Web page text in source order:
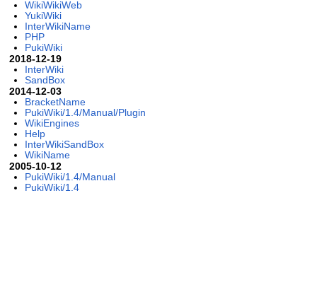
WikiWikiWeb
YukiWiki
InterWikiName
PHP
PukiWiki
2018-12-19
InterWiki
SandBox
2014-12-03
BracketName
PukiWiki/1.4/Manual/Plugin
WikiEngines
Help
InterWikiSandBox
WikiName
2005-10-12
PukiWiki/1.4/Manual
PukiWiki/1.4